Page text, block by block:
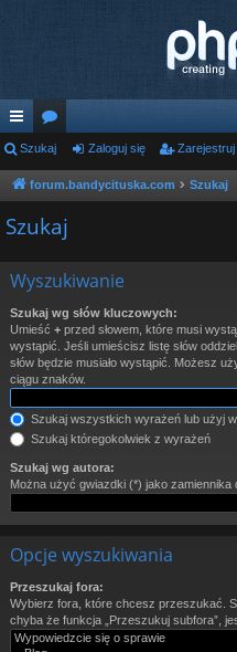
ię
ce
j
or
a
Szukaj Zaloguj się Zarejestruj
forum.bandycituska.com Szukaj
Szukaj
Wyszukiwanie
Szukaj wg słów kluczowych:
Umieść + przed słowem, które musi
wystąpić. Jeśli umieścisz listę słów
słów będzie musiało wystąpić. Możesz
ciągu znaków.
Szukaj wszystkich wyrażeń lub użyj
Szukaj któregokolwiek z wyrażeń
Szukaj wg autora:
Można użyć gwiazdki (*) jako zamiennika
Opcje wyszukiwania
Przeszukaj fora:
Wybierz fora, które chcesz przeszukać.
chyba że funkcja „Przeszukuj subfora”,